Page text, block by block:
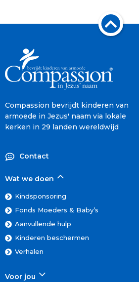
Compassion bevrijdt kinderen van
armoede in Jezus' naam via lokale
kerken in 29 landen wereldwijd
Contact
Wat we doen
Kindsponsoring
Fonds Moeders & Baby’s
Aanvullende hulp
Kinderen beschermen
Verhalen
Voor jou